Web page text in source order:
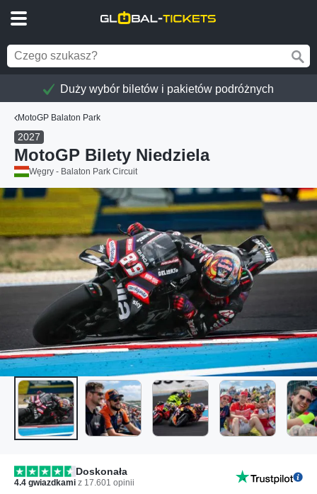
Duży wybór biletów i pakietów podróżnych
MotoGP Balaton Park
2027
MotoGP Bilety Niedziela
Węgry - Balaton Park Circuit
Doskonała
4.4 gwiazdkami z 17.601 opinii